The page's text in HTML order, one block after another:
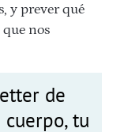
y prever qué
nos
de
tu